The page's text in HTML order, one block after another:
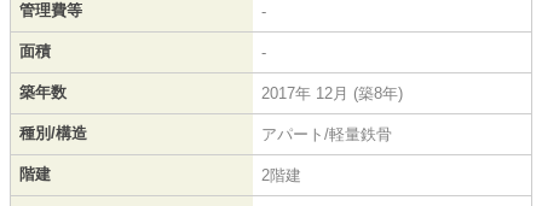
管理費等 -
面積 -
築年数 2017年 12月 (築8年)
種別/構造 アパート/軽量鉄骨
階建 2階建